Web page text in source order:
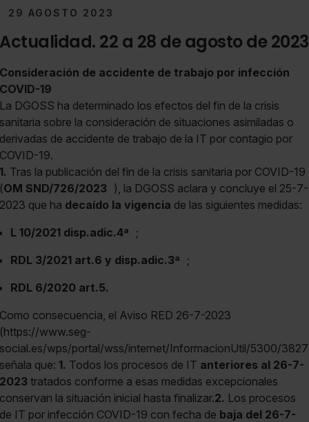
29 AGOSTO 2023
Actualidad. 22 a 28 de agosto de 2023
Consideración de accidente de trabajo por infección
COVID-19
La DGOSS ha determinado los efectos del fin de la crisis
sanitaria sobre la consideración de situaciones asimiladas o
derivadas de accidente de trabajo de la IT por contagio por
COVID-19.
1. Tras la publicación del fin de la crisis sanitaria por COVID-19
(OM SND/726/2023 ), la DGOSS aclara y concluye el 25-7-
2023 que ha decaído la vigencia de las siguientes medidas:
L 10/2021 disp.adic.4ª ;
RDL 3/2021 art.6 y disp.adic.3ª ;
RDL 6/2020 art.5.
Como consecuencia, el Aviso RED 26-7-2023
(https://www.seg-
social.es/wps/portal/wss/internet/InformacionUtil/5300/
señala que: 1. Todos los procesos de IT anteriores al 26-7-
2023 tratados conforme a esas medidas excepcionales
conservan la situación inicial hasta finalizar.2. Los procesos
de IT por infección COVID-19 con fecha de baja del 26-7-